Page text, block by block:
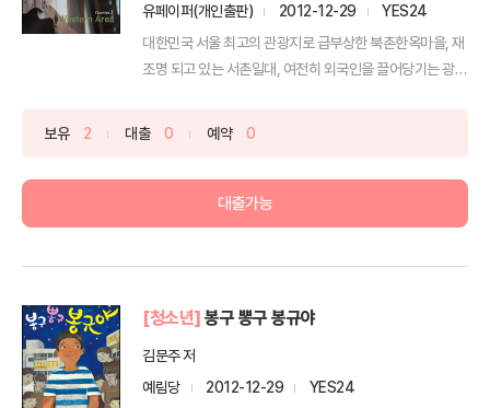
유페이퍼(개인출판)
2012-12-29
YES24
대한민국 서울 최고의 관광지로 급부상한 북촌한옥마을, 재
조명 되고 있는 서촌일대, 여전히 외국인을 끌어당기는 광화
보유 2 대출 0 예약 0
대출가능
[청소년] 봉구 뽕구 봉규야
김문주 저
예림당
2012-12-29
YES24